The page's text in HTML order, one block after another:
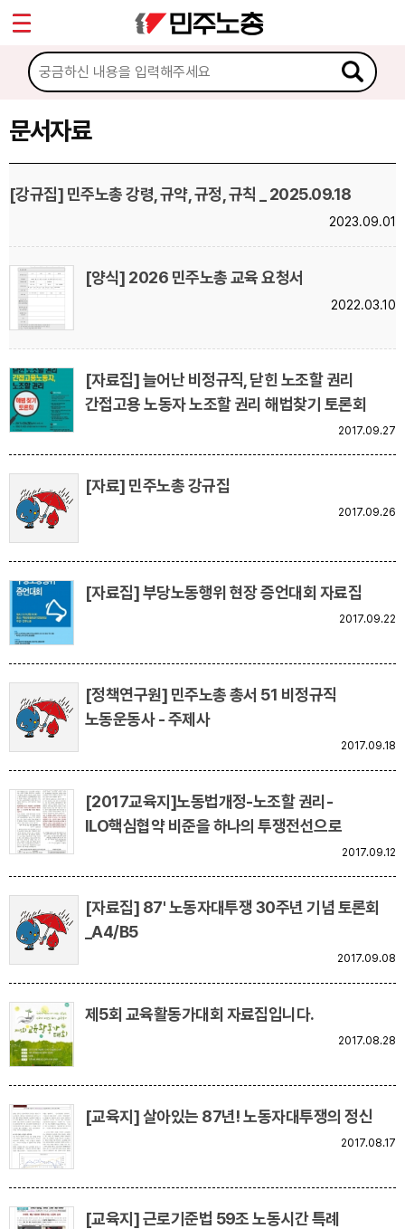
문서자료
[강규집] 민주노총 강령, 규약, 규정, 규칙 _ 2025.09.18
2023.09.01
[양식] 2026 민주노총 교육 요청서
2022.03.10
[자료집] 늘어난 비정규직, 닫힌 노조할 권리
간접고용 노동자 노조할 권리 해법찾기 토론회
2017.09.27
[자료] 민주노총 강규집
2017.09.26
[자료집] 부당노동행위 현장 증언대회 자료집
2017.09.22
[정책연구원] 민주노총 총서 51 비정규직
노동운동사 - 주제사
2017.09.18
[2017교육지]노동법개정-노조할 권리-
ILO핵심협약 비준을 하나의 투쟁전선으로
2017.09.12
[자료집] 87' 노동자대투쟁 30주년 기념 토론회
_A4/B5
2017.09.08
제5회 교육활동가대회 자료집입니다.
2017.08.28
[교육지] 살아있는 87년! 노동자대투쟁의 정신
2017.08.17
[교육지] 근로기준법 59조 노동시간 특례
마이페이지
소개
소식
문서자료
이미지자료
미디어자료
카드뉴스
부설기관
Sketchbook5, 스케치북5
Sketchbook5, 스케치북5